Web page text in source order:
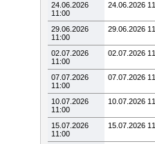
24.06.2026
11:00
24.06.2026
29.06.2026
11:00
29.06.2026
02.07.2026
11:00
02.07.2026
07.07.2026
11:00
07.07.2026
10.07.2026
11:00
10.07.2026
15.07.2026
11:00
15.07.2026